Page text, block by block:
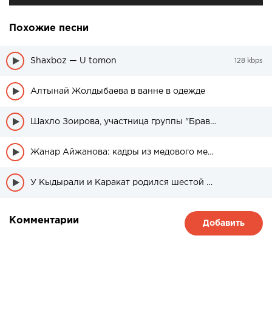
Похожие песни
Shaxboz — U tomon 128 kbps
Алтынай Жолдыбаева в ванне в одежде
Шахло Зоирова, участница группы "Браво" была в свадебном платье
Жанар Айжанова: кадры из медового месяца дочери
У Кыдырали и Каракат родился шестой ребенок
Комментарии Добавить